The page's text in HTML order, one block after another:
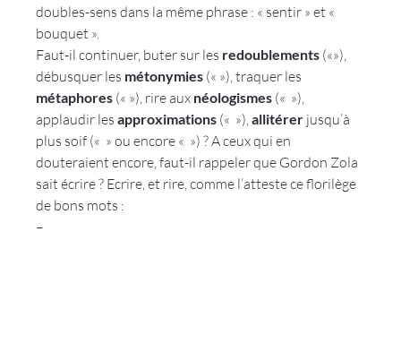
doubles-sens dans la même phrase : « sentir » et «
bouquet ».
Faut-il continuer, buter sur les redoublements («»),
débusquer les métonymies (« »), traquer les
métaphores (« »), rire aux néologismes (« »),
applaudir les approximations (« »), allitérer jusqu’à
plus soif (« » ou encore « ») ? A ceux qui en
douteraient encore, faut-il rappeler que Gordon Zola
sait écrire ? Ecrire, et rire, comme l’atteste ce florilège
de bons mots :
–